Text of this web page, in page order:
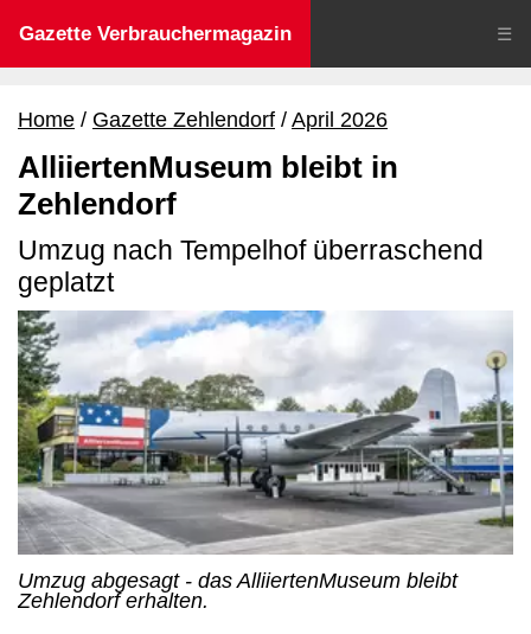
Gazette Verbrauchermagazin ☰
Home Gazette Zehlendorf April 2026
AlliiertenMuseum bleibt in
Zehlendorf
Umzug nach Tempelhof überraschend
geplatzt
Umzug abgesagt - das AlliiertenMuseum bleibt
Zehlendorf erhalten.